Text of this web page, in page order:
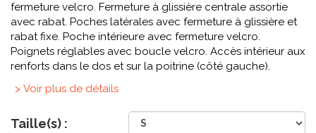
fermeture velcro. Fermeture à glissière centrale assortie
avec rabat. Poches latérales avec fermeture à glissière et
rabat fixe. Poche intérieure avec fermeture velcro.
Poignets réglables avec boucle velcro. Accès intérieur aux
renforts dans le dos et sur la poitrine (côté gauche).
> Voir plus de détails
Taille(s) :